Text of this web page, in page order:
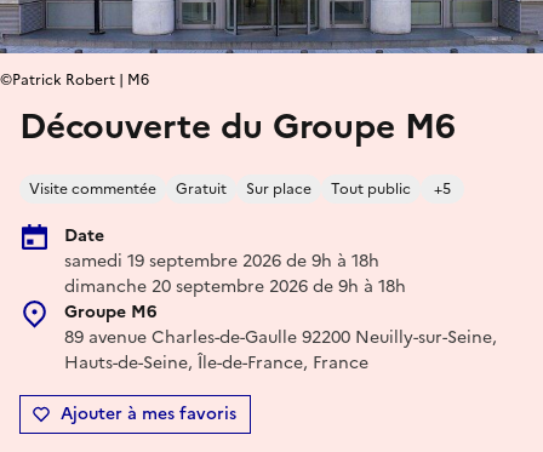
Découverte du Groupe M6
Visite commentée Gratuit Sur place Tout public +5
Date
samedi 19 septembre 2026 de 9h à 18h
dimanche 20 septembre 2026 de 9h à 18h
Groupe M6
89 avenue Charles-de-Gaulle 92200 Neuilly-sur-Seine,
Hauts-de-Seine, Île-de-France, France
Ajouter à mes favoris
©Patrick Robert | M6